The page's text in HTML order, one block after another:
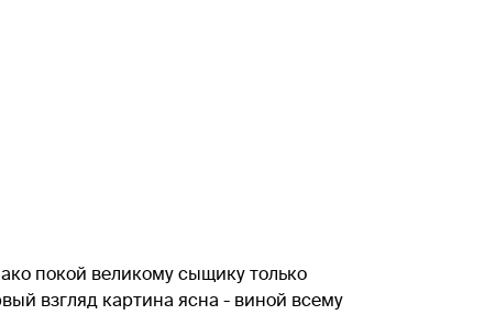
покой великому сыщику только
взгляд картина ясна - виной всему